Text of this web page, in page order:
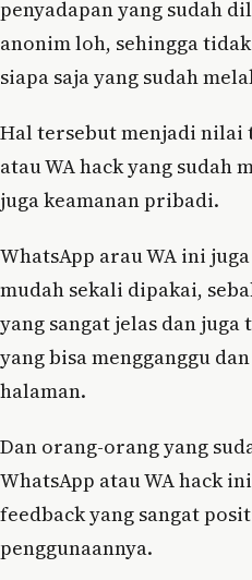
penyadapan yang sudah
anonim loh, sehingga
siapa saja yang sudah
Hal tersebut menjadi nilai
atau WA hack yang sudah
juga keamanan pribadi.
WhatsApp arau WA ini
mudah sekali dipakai,
yang sangat jelas dan
yang bisa mengganggu
halaman.
Dan orang-orang yang
WhatsApp atau WA hack
feedback yang sangat
penggunaannya.